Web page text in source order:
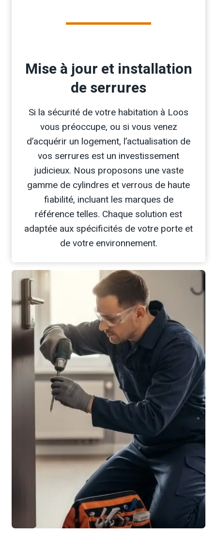
Mise à jour et installation
de serrures
Si la sécurité de votre habitation à Loos
vous préoccupe, ou si vous venez
d’acquérir un logement, l’actualisation de
vos serrures est un investissement
judicieux. Nous proposons une vaste
gamme de cylindres et verrous de haute
fiabilité, incluant les marques de
référence telles. Chaque solution est
adaptée aux spécificités de votre porte et
de votre environnement.